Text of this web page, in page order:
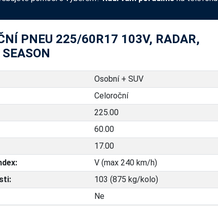
PNEU 225/60R17 103V, RADAR,
Osobní + SUV
Celoroční
225.00
60.00
17.00
V (max 240 km/h)
103 (875 kg/kolo)
Ne